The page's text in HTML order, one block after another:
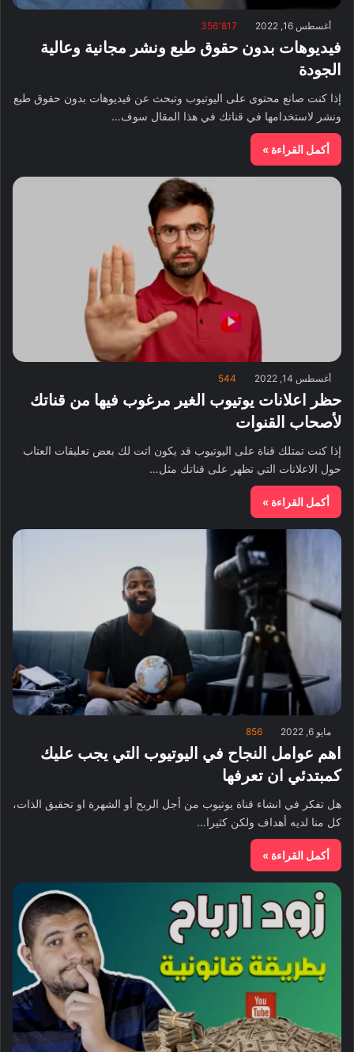
أغسطس 16, 2022 356٬817
فيديوهات بدون حقوق طبع ونشر مجانية وعالية
الجودة
إذا كنت صانع محتوى على اليوتيوب وتبحث عن فيديوهات بدون حقوق طبع
ونشر لاستخدامها في قناتك في هذا المقال سوف…
أكمل القراءة »
أغسطس 14, 2022 544
حظر اعلانات يوتيوب الغير مرغوب فيها من قناتك
لأصحاب القنوات
إذا كنت تمتلك قناة على اليوتيوب قد يكون اتت لك بعض تعليقات العتاب
حول الاعلانات التي تظهر على قناتك مثل…
أكمل القراءة »
مايو 6, 2022 856
اهم عوامل النجاح في اليوتيوب التي يجب عليك
كمبتدئي ان تعرفها
هل تفكر في انشاء قناة يوتيوب من أجل الربح أو الشهرة او تحقيق الذات،
كل منا لديه أهداف ولكن كثيرا…
أكمل القراءة »